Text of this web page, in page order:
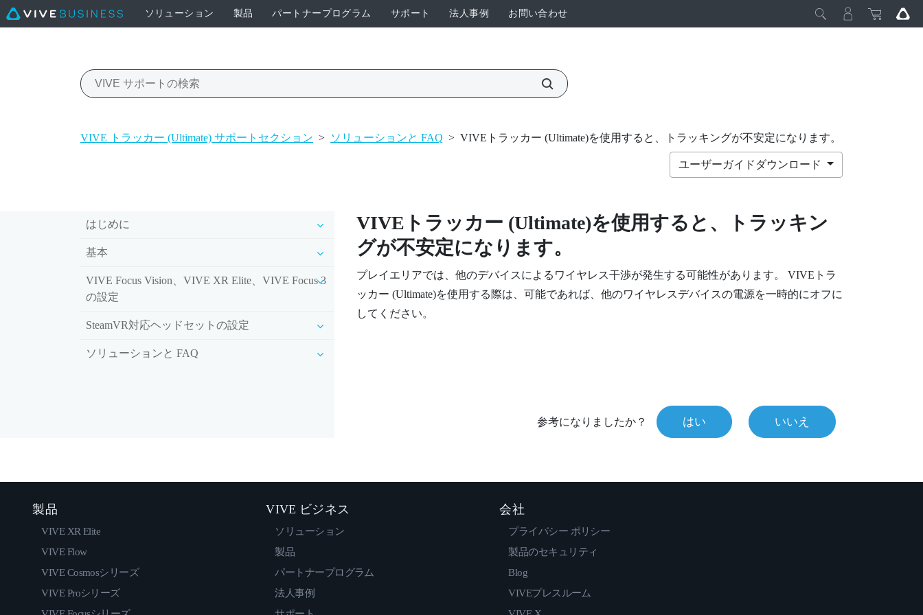
ソリューション 製品 パートナープログラム サポート 法人事例 お問い合わせ
VIVE トラッカー (Ultimate) サポートセクション > ソリューションと FAQ > VIVEトラッカー (Ultimate)を使用すると、トラッキングが不安定になります。
ユーザーガイドダウンロード
はじめに
基本
VIVE Focus Vision、VIVE XR Elite、VIVE Focus 3
の設定
SteamVR対応ヘッドセットの設定
ソリューションと FAQ
VIVEトラッカー (Ultimate)を使用すると、トラッキン
グが不安定になります。
プレイエリアでは、他のデバイスによるワイヤレス干渉が発生する可能性があります。 VIVEトラ
ッカー (Ultimate)を使用する際は、可能であれば、他のワイヤレスデバイスの電源を一時的にオフに
してください。
参考になりましたか？ はい いいえ
製品
VIVE XR Elite
VIVE Flow
VIVE Cosmosシリーズ
VIVE Proシリーズ
VIVE ビジネス
ソリューション
製品
パートナープログラム
法人事例
会社
プライバシー ポリシー
製品のセキュリティ
Blog
VIVEプレスルーム